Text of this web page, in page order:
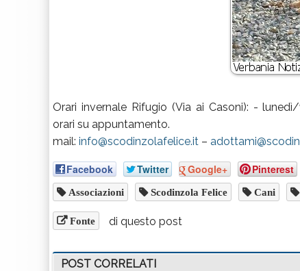
Orari invernale Rifugio (Via ai Casoni): -
orari su appuntamento.
mail: info@scodinzolafelice.it –
Facebook Twitter Google+ Pinterest
Associazioni Scodinzola Felice Cani
Fonte di questo post
POST CORRELATI